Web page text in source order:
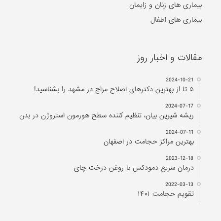
بیماری های زنان و زایمان
بیماری های اطفال
مقالات و اخبار روز
2024-10-21
۵ تا از بهترین دکتر‌های اصلاح مزاج در مشهد را بشناسید!
2024-07-17
ریشه شیرین بیان، تنظیم کننده سطح هورمون استروژن در بدن
2024-07-11
بهترین مراکز حجامت در اصفهان
2023-12-18
درمان سریع دمودکس با روغن درخت چای
2022-03-13
تقویم حجامت ۱۴۰۱